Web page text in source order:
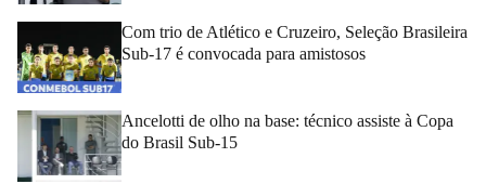
Com trio de Atlético e Cruzeiro, Seleção Brasileira
Sub-17 é convocada para amistosos
Ancelotti de olho na base: técnico assiste à Copa
do Brasil Sub-15